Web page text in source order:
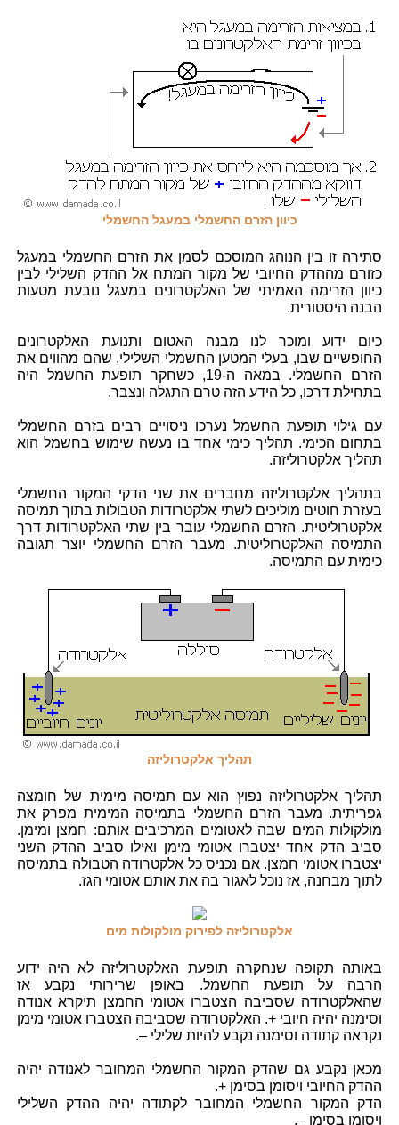
כיוון הזרם החשמלי במעגל החשמלי
סתירה זו בין הנוהג המוסכם לסמן את הזרם החשמלי במעגל
כזורם מההדק החיובי של מקור המתח אל ההדק השלילי לבין
כיוון הזרימה האמיתי של האלקטרונים במעגל נובעת מטעות
הבנה היסטורית.
כיום ידוע ומוכר לנו מבנה האטום ותנועת האלקטרונים
החופשיים שבו, בעלי המטען החשמלי השלילי, שהם מהווים את
הזרם החשמלי. במאה ה-19, כשחקר תופעת החשמל היה
בתחילת דרכו, כל הידע הזה טרם התגלה ונצבר.
עם גילוי תופעת החשמל נערכו ניסויים רבים בזרם החשמלי
בתחום הכימי. תהליך כימי אחד בו נעשה שימוש בחשמל הוא
תהליך אלקטרוליזה.
בתהליך אלקטרוליזה מחברים את שני הדקי המקור החשמלי
בעזרת חוטים מוליכים לשתי אלקטרודות הטבולות בתוך תמיסה
אלקטרוליטית. הזרם החשמלי עובר בין שתי האלקטרודות דרך
התמיסה האלקטרוליטית. מעבר הזרם החשמלי יוצר תגובה
כימית עם התמיסה.
תהליך אלקטרוליזה
תהליך אלקטרוליזה נפוץ הוא עם תמיסה מימית של חומצה
גפריתית. מעבר הזרם החשמלי בתמיסה המימית מפרק את
מולקולות המים שבה לאטומים המרכיבים אותם: חמצן ומימן.
סביב הדק אחד יצטברו אטומי מימן ואילו סביב ההדק השני
יצטברו אטומי חמצן. אם נכניס כל אלקטרודה הטבולה בתמיסה
לתוך מבחנה, אז נוכל לאגור בה את אותם אטומי הגז.
אלקטרוליזה לפירוק מולקולות מים
באותה תקופה שנחקרה תופעת האלקטרוליזה לא היה ידוע
הרבה על תופעת החשמל. באופן שרירותי נקבע אז
שהאלקטרודה שסביבה הצטברו אטומי החמצן תיקרא אנודה
וסימנה יהיה חיובי +. האלקטרודה שסביבה הצטברו אטומי מימן
נקראה קתודה וסימנה נקבע להיות שלילי –.
מכאן נקבע גם שהדק המקור החשמלי המחובר לאנודה יהיה
ההדק החיובי ויסומן בסימן +.
הדק המקור החשמלי המחובר לקתודה יהיה ההדק השלילי
ויסומן בסימן –.